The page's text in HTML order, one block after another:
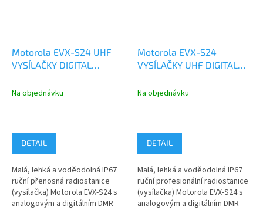
Motorola EVX-S24 UHF
VYSÍLAČKY DIGITAL
Na objednávku
DETAIL
Malá, lehká a voděodolná IP67
ruční přenosná radiostanice
(vysílačka) Motorola EVX-S24 s
analogovým a digitálním DMR
Motorola EVX-S24
VYSÍLAČKY UHF DIGITAL
Na objednávku
DETAIL
Malá, lehká a voděodolná IP67
ruční profesionální radiostanice
(vysílačka) Motorola EVX-S24 s
analogovým a digitálním DMR